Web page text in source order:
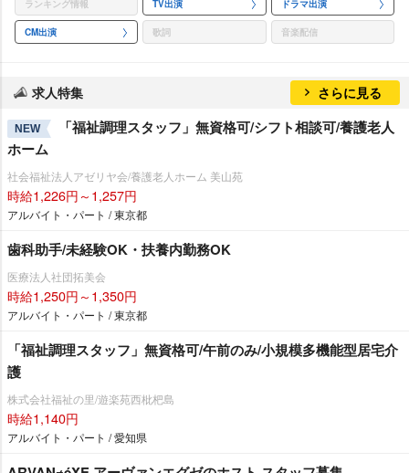
ランキング情報 TV出演 ドラマ出演
CM出演 歌詞 音楽配信
求人特集 さらに見る
NEW
「福祉調理スタッフ」無資格可/シフト相談可/養護老人
ホーム
社会福祉法人アゼリヤ会/養護老人ホーム 美山苑
時給1,226円～1,257円
アルバイト・パート / 東京都
歯科助手/未経験OK・扶養内勤務OK
医療法人社団拓美会
時給1,250円～1,350円
アルバイト・パート / 東京都
「福祉調理スタッフ」無資格可/午前のみ/小規模多機能型居宅介
護
株式会社福祉の里/遊楽苑西枇杷島
時給1,140円
アルバイト・パート / 愛知県